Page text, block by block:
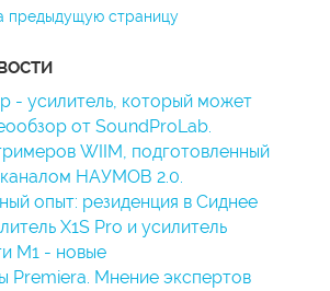
предыдущую страницу
- усилитель, который может
от SoundProLab.
WIIM, подготовленный
НАУМОВ 2.0.
опыт: резиденция в Сиднее
X1S Pro и усилитель
M1 - новые
Premiera. Мнение экспертов